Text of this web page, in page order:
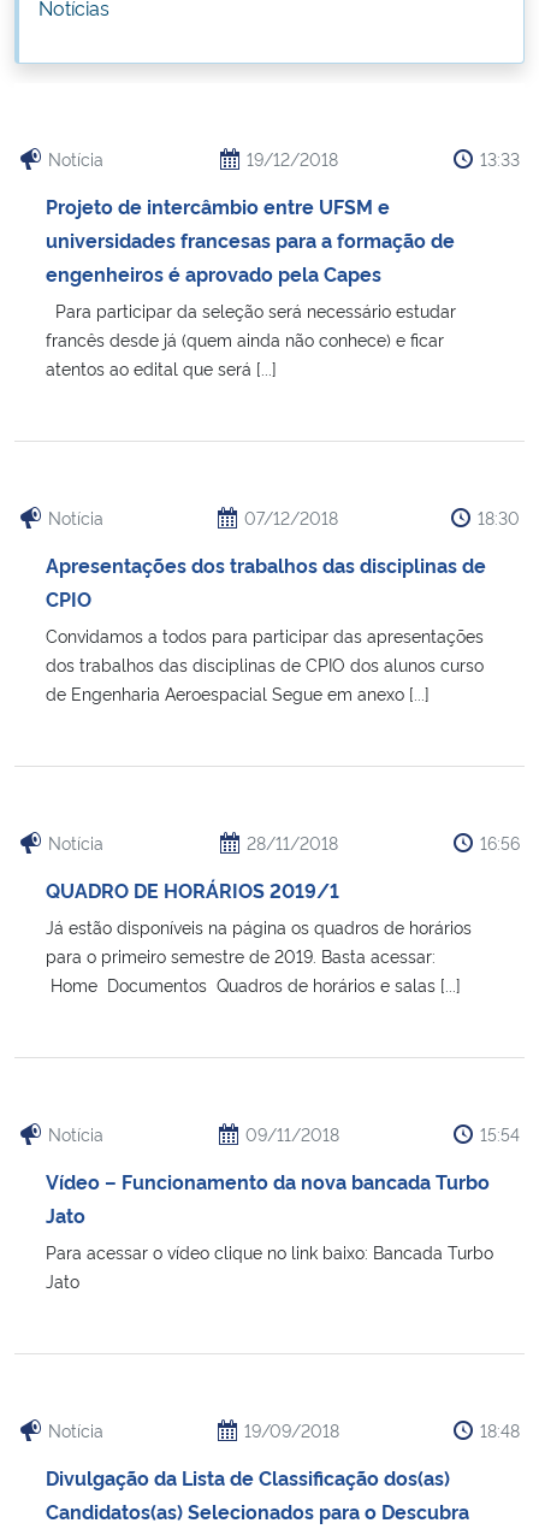
Ministério da Cidadania
Ministério de Minas e Energia
Ministério da Ciência, Tecnologia, Inovações e Comunicações
Ministério do Meio Ambiente
Ministério do Turismo
Ministério da Mulher, da Família e dos Direitos Humanos
Secretaria-Geral
Secretaria de Governo
Banco Central do Brasil
Notícias
Notícia 19/12/2018 13:33
Projeto de intercâmbio entre UFSM e
universidades francesas para a formação de
engenheiros é aprovado pela Capes
Para participar da seleção será necessário estudar
francês desde já (quem ainda não conhece) e ficar
atentos ao edital que será [...]
Notícia 07/12/2018 18:30
Apresentações dos trabalhos das disciplinas de
CPIO
Convidamos a todos para participar das apresentações
dos trabalhos das disciplinas de CPIO dos alunos curso
de Engenharia Aeroespacial Segue em anexo [...]
Notícia 28/11/2018 16:56
QUADRO DE HORÁRIOS 2019/1
Já estão disponíveis na página os quadros de horários
para o primeiro semestre de 2019. Basta acessar:
Home Documentos Quadros de horários e salas [...]
Notícia 09/11/2018 15:54
Vídeo – Funcionamento da nova bancada Turbo
Jato
Para acessar o vídeo clique no link baixo: Bancada Turbo
Jato
Notícia 19/09/2018 18:48
Divulgação da Lista de Classificação dos(as)
Candidatos(as) Selecionados para o Descubra